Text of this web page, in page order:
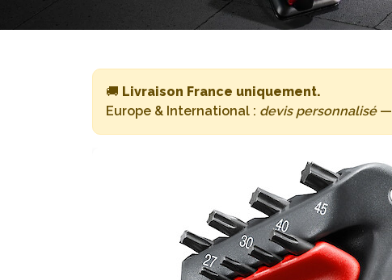
🚚 Livraison France uniquement.
Europe & International : devis personnalisé—